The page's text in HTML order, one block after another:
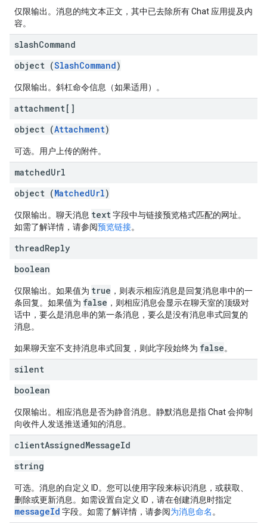
仅限输出。消息的纯文本正文，其中已去除所有 Chat 应用提及内
容。
slashCommand
object (SlashCommand)
仅限输出。斜杠命令信息（如果适用）。
attachment[]
object (Attachment)
可选。用户上传的附件。
matchedUrl
object (MatchedUrl)
仅限输出。聊天消息 text字段中与链接预览格式匹配的网址。
如需了解详情，请参阅预览链接。
threadReply
boolean
仅限输出。如果值为 true ，则表示相应消息是回复消息串中的一
条回复。如果值为 false ，则相应消息会显示在聊天室的顶级对
话中，要么是消息串的第一条消息，要么是没有消息串式回复的
消息。
如果聊天室不支持消息串式回复，则此字段始终为 false。
silent
boolean
仅限输出。相应消息是否为静音消息。静默消息是指 Chat 会抑制
向收件人发送推送通知的消息。
clientAssignedMessageId
string
可选。消息的自定义 ID。您可以使用字段来标识消息，或获取、
删除或更新消息。如需设置自定义 ID，请在创建消息时指定
messageId 字段。如需了解详情，请参阅为消息命名 。